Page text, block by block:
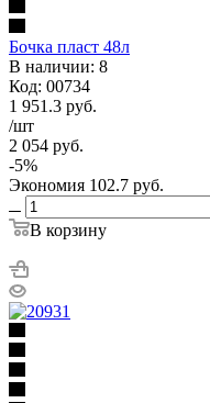
Бочка пласт 48л
В наличии: 8
Код: 00734
1 951.3 руб.
/шт
2 054 руб.
-5%
Экономия 102.7 руб.
В корзину